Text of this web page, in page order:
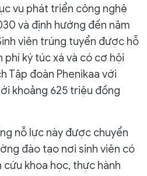
vụ phát triển công nghệ
và định hướng đến năm
viên trúng tuyển được hỗ
phí ký túc xá và có cơ hội
Tập đoàn Phenikaa với
khoảng 625 triệu đồng
nỗ lực này được chuyển
đào tạo nơi sinh viên có
khoa học, thực hành